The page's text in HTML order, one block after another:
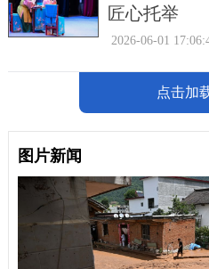
匠心托举
2026-06-01
点击加